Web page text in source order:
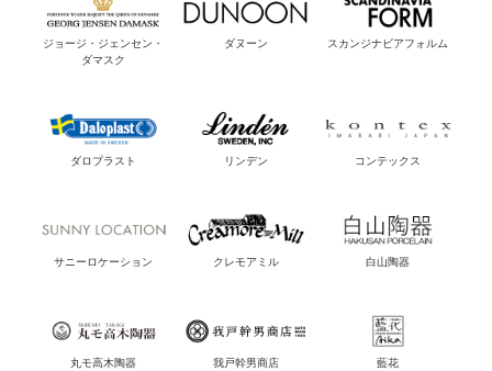
ジョージ・ジェンセン・
ダマスク
ダヌーン スカンジナビアフォルム
ダロプラスト リンデン コンテックス
サニーロケーション クレモアミル 白山陶器
丸モ高木陶器 我戸幹男商店 藍花